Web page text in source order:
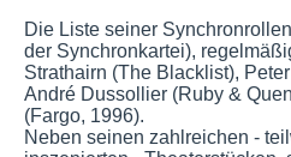
Die Liste seiner
der Synchronkartei),
Strathairn (The Blacklist),
André Dussollier (Ruby &
(Fargo, 1996).
Neben seinen zahlreichen -